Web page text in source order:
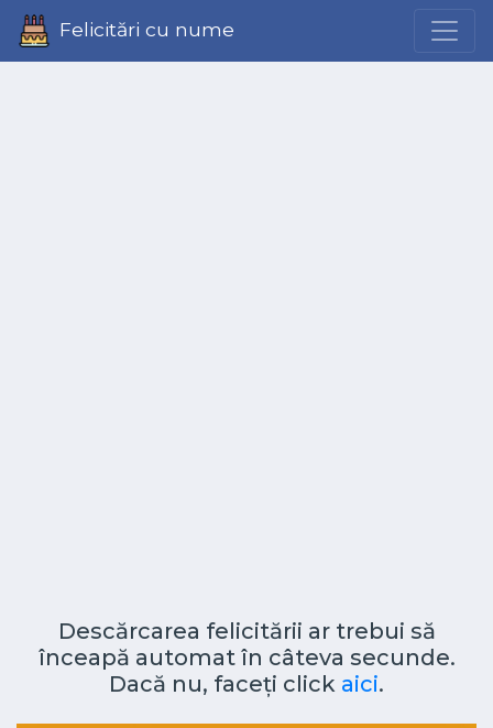
Felicitări cu nume
Descărcarea felicitării ar trebui să
înceapă automat în câteva secunde.
Dacă nu, faceți click aici.